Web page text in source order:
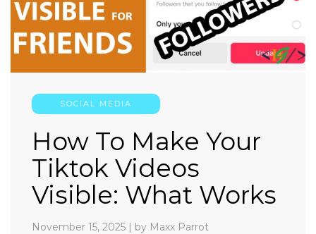
SOCIAL MEDIA
How To Make Your
Tiktok Videos
Visible: What Works
November 15, 2025 | by Maxx Parrot